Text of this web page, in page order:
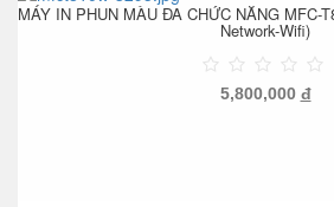
MÁY IN PHUN MÀU ĐA CHỨC NĂNG MFC-
Network-Wifi)
5,800,000 đ